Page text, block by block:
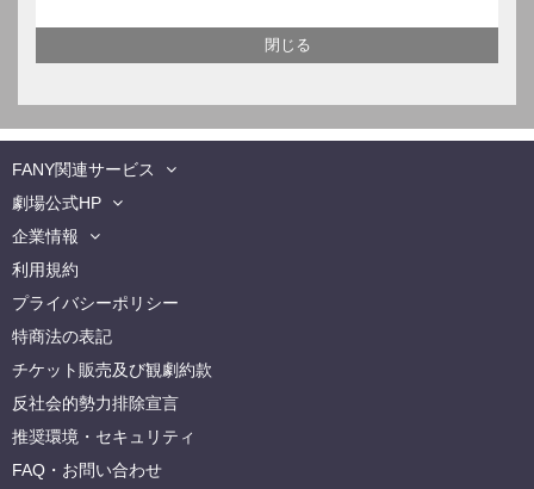
FANY関連サービス
劇場公式HP
企業情報
利用規約
プライバシーポリシー
特商法の表記
チケット販売及び観劇約款
反社会的勢力排除宣言
推奨環境・セキュリティ
FAQ・お問い合わせ